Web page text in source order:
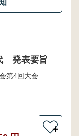
発表要旨
第4回大会
＋